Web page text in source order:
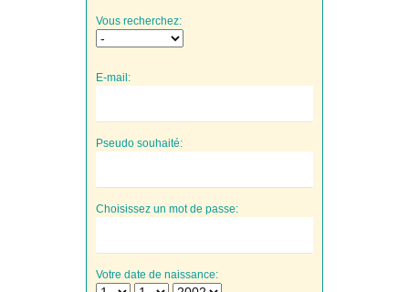
Vous recherchez:
E-mail:
Pseudo souhaité:
Choisissez un mot de passe:
Votre date de naissance: